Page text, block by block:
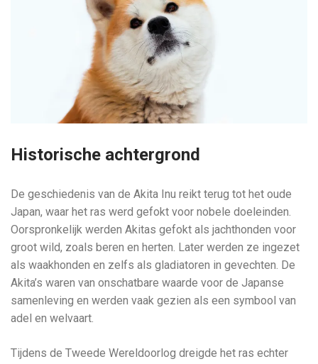
Historische achtergrond
De geschiedenis van de Akita Inu reikt terug tot het oude
Japan, waar het ras werd gefokt voor nobele doeleinden.
Oorspronkelijk werden Akitas gefokt als jachthonden voor
groot wild, zoals beren en herten. Later werden ze ingezet
als waakhonden en zelfs als gladiatoren in gevechten. De
Akita’s waren van onschatbare waarde voor de Japanse
samenleving en werden vaak gezien als een symbool van
adel en welvaart.
Tijdens de Tweede Wereldoorlog dreigde het ras echter